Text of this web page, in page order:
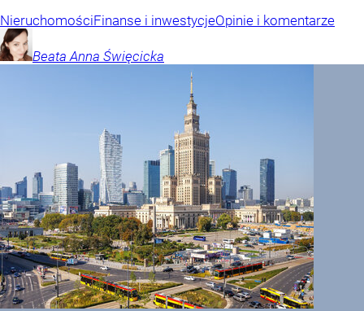
NieruchomościFinanse i inwestycjeOpinie i komentarze
Beata Anna Święcicka